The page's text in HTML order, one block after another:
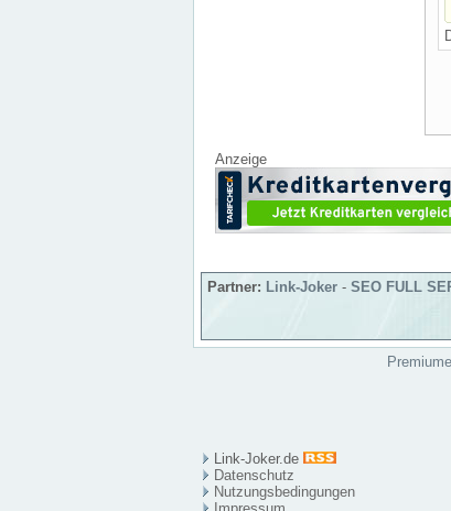
Anzeige
Partner: Link-Joker - SEO FULL
Link-Joker.de
Datenschutz
Nutzungsbedingungen